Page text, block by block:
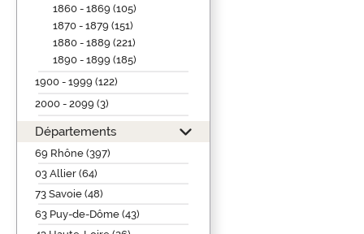
1860 - 1869 (105)
1870 - 1879 (151)
1880 - 1889 (221)
1890 - 1899 (185)
1900 - 1999 (122)
2000 - 2099 (3)
Départements
69 Rhône (397)
03 Allier (64)
73 Savoie (48)
63 Puy-de-Dôme (43)